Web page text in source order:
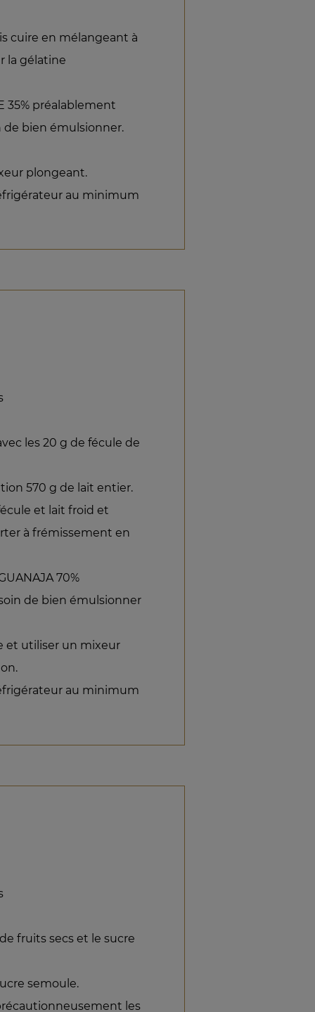
cuire en mélangeant à
la gélatine
35% préalablement
de bien émulsionner.
plongeant.
au minimum
les 20 g de fécule de
570 g de lait entier.
et lait froid et
à frémissement en
70%
de bien émulsionner
et utiliser un mixeur
au minimum
fruits secs et le sucre
semoule.
les